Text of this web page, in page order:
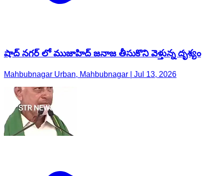
షాద్ నగర్ లో ముజాహిద్ జనాజ తీసుకొని వెళ్తున్న దృశ్యం
Mahbubnagar Urban, Mahbubnagar | Jul 13, 2026